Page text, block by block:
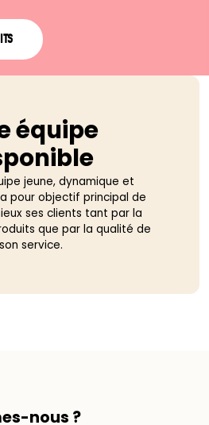
équipe
jeune, dynamique et
pour objectif principal de
ses clients tant par la
que par la qualité de
son service.
nous ?